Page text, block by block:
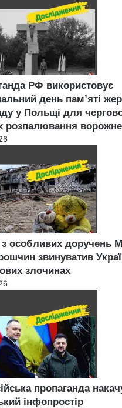
РФ використовує
день пам’яті
у Польщі для
розпалювання
особливих доручень
звинуватив
злочинах
пропаганда
інфопростір